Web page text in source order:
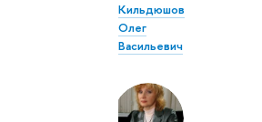
Кильдюшов
Олег
Васильевич